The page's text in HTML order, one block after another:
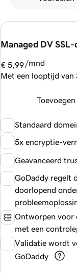
Managed DV
€ 5,99 /mnd
Met een looptijd van
Standaard
5x encryptie-
Geavanceerd
GoDaddy regelt
doorlopend
Ontworpen voor
met een
Validatie wordt
GoDaddy